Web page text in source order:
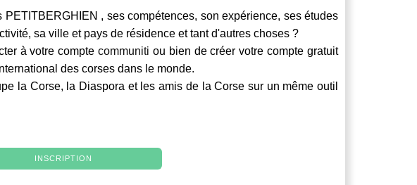
PETITBERGHIEN , ses compétences, son expérience, ses études
sa ville et pays de résidence et tant d'autres choses ?
à votre comptecommuniti ou bien de créer votre compte gratuit
des corses dans le monde.
la Corse, la Diaspora et les amis de la Corse sur un même outil
INSCRIPTION